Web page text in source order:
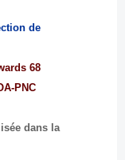
de
68 futurs Hôtesses de l'air et Stewards
PNC
dans la